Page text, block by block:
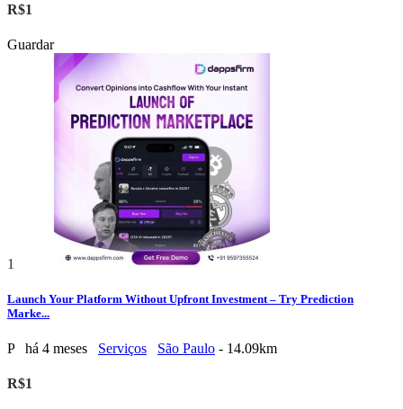
R$1
Guardar
1
Launch Your Platform Without Upfront Investment – Try Prediction
Marke...
P há 4 meses Serviços São Paulo - 14.09km
R$1